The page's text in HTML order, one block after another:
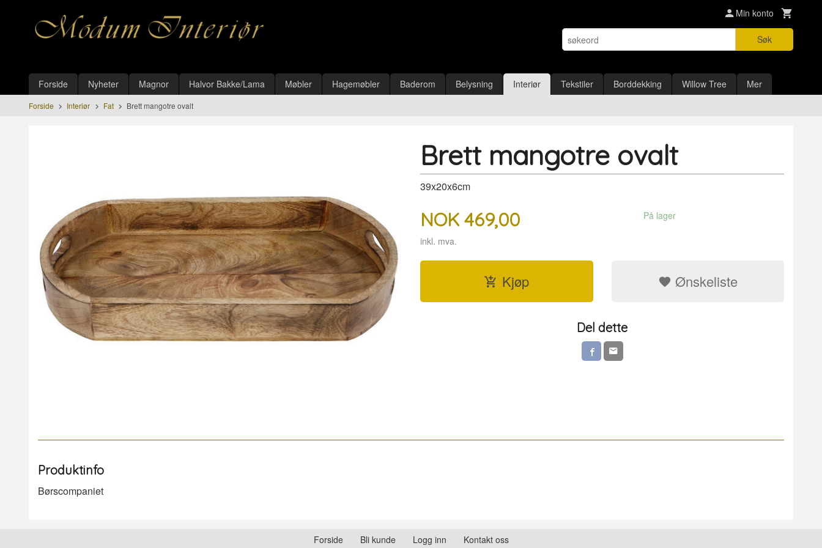
innholdet
Min konto
Søk
Produkter
Forside Nyheter Magnor Halvor Bakke/Lama Møbler Hagemøbler Baderom Belysning Interiør Tekstiler Borddekking Willow Tree Mer
Forside Interiør Fat Brett mangotre ovalt
Brett mangotre ovalt
39x20x6cm
NOK 469,00
inkl. mva.
På lager
Kjøp Ønskeliste
Del dette
Produktinfo
Børscompaniet
Forside Bli kunde Logg inn Kontakt oss